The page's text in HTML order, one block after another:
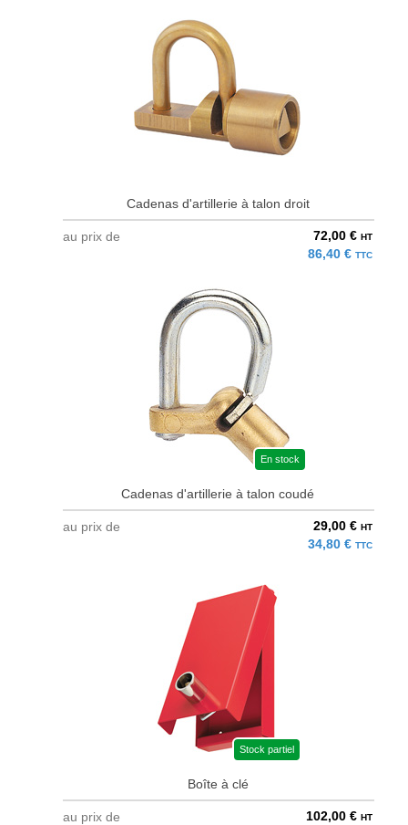
Cadenas d'artillerie à talon droit
au prix de 72,00 € HT
86,40 € TTC
En stock
Cadenas d'artillerie à talon coudé
au prix de 29,00 € HT
34,80 € TTC
Stock partiel
Boîte à clé
au prix de 102,00 € HT